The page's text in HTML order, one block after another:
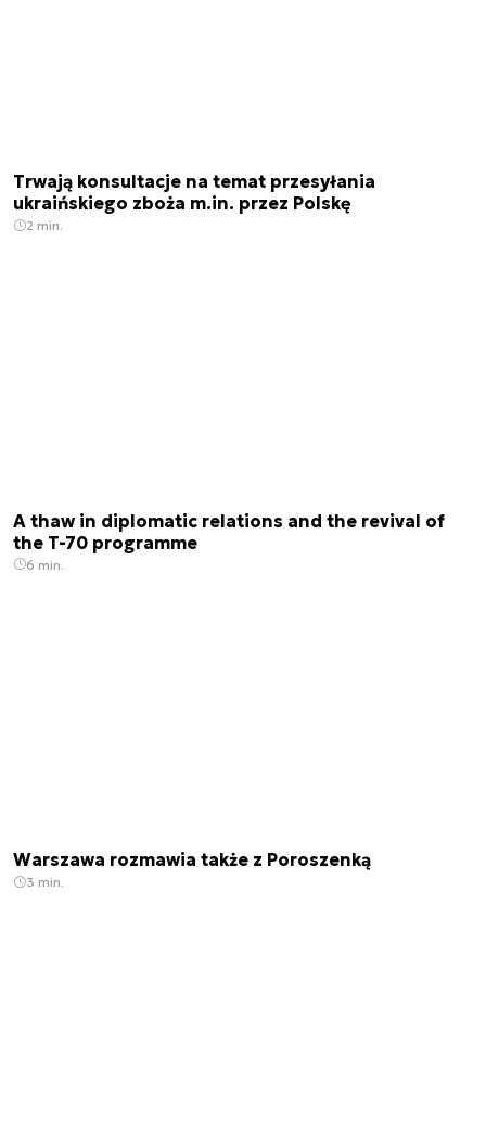
Trwają konsultacje na temat przesyłania
ukraińskiego zboża m.in. przez Polskę
2 min.
A thaw in diplomatic relations and the revival of
the T-70 programme
6 min.
Warszawa rozmawia także z Poroszenką
3 min.